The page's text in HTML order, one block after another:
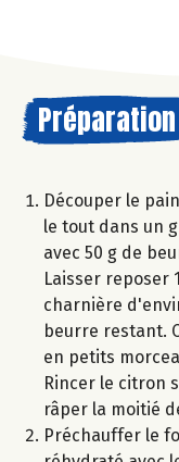
Préparation
Découper le
le tout dans un
avec 50 g de
Laisser reposer
charnière
beurre restant.
en petits
Rincer le citron
râper la moitié
Préchauffer le